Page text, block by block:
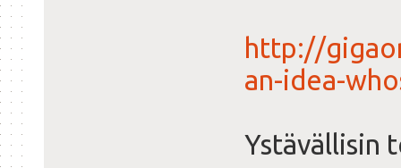
http://
an-idea-
Ystävällisin